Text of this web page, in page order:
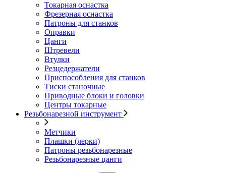
Токарная оснастка
Фрезерная оснастка
Патроны для станков
Оправки
Цанги
Штревели
Втулки
Резцедержатели
Приспособления для станков
Тиски станочные
Приводные блоки и головки
Центры токарные
Резьбонарезной инструмент
Метчики
Плашки (лерки)
Патроны резьбонарезные
Резьбонарезные цанги